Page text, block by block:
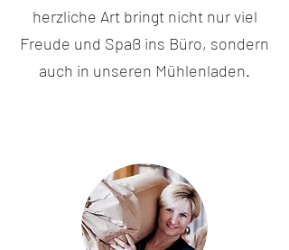
herzliche Art bringt nicht nur viel
Freude und Spaß ins Büro, sondern
auch in unseren Mühlenladen.